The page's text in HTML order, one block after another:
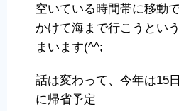
空いている時間帯に移動
かけて海まで行こうとい
まいます(^^;
話は変わって、今年は15
に帰省予定